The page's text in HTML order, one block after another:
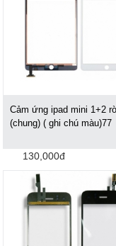
Cảm ứng ipad mini 1+2
(chung) ( ghi chú màu)77
130,000đ